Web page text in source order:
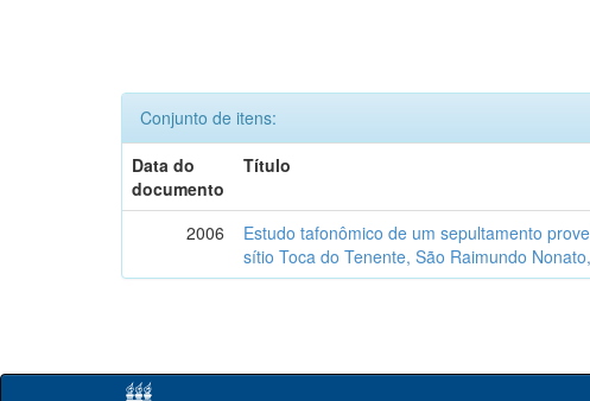
Conjunto de itens:
Data do
documento
Título
2006
Estudo tafonômico de um sepultamento
sítio Toca do Tenente, São Raimundo